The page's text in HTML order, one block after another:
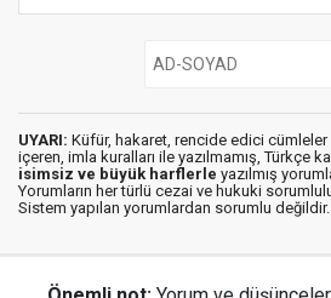
UYARI: Küfür, hakaret, rencide edici cümleler
içeren, imla kuralları ile yazılmamış, Türkçe
isimsiz ve büyük harflerle yazılmış
Yorumların her türlü cezai ve hukuki
Sistem yapılan yorumlardan sorumlu değildir.